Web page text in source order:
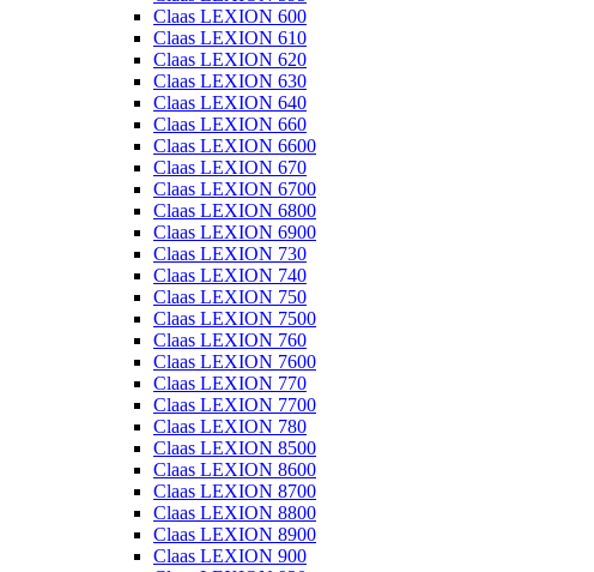
Claas LEXION 600
Claas LEXION 610
Claas LEXION 620
Claas LEXION 630
Claas LEXION 640
Claas LEXION 660
Claas LEXION 6600
Claas LEXION 670
Claas LEXION 6700
Claas LEXION 6800
Claas LEXION 6900
Claas LEXION 730
Claas LEXION 740
Claas LEXION 750
Claas LEXION 7500
Claas LEXION 760
Claas LEXION 7600
Claas LEXION 770
Claas LEXION 7700
Claas LEXION 780
Claas LEXION 8500
Claas LEXION 8600
Claas LEXION 8700
Claas LEXION 8800
Claas LEXION 8900
Claas LEXION 900